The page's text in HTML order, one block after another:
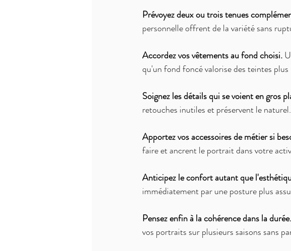
Prévoyez deux ou trois tenues
personnelle offrent de la variété sans
Accordez vos vêtements au fond choisi.
qu'un fond foncé valorise des teintes plus
Soignez les détails qui se voient en gros
retouches inutiles et préservent le naturel.
Apportez vos accessoires de métier si
faire et ancrent le portrait dans votre
Anticipez le confort autant que
immédiatement par une posture plus
Pensez enfin à la cohérence dans la durée.
vos portraits sur plusieurs saisons sans